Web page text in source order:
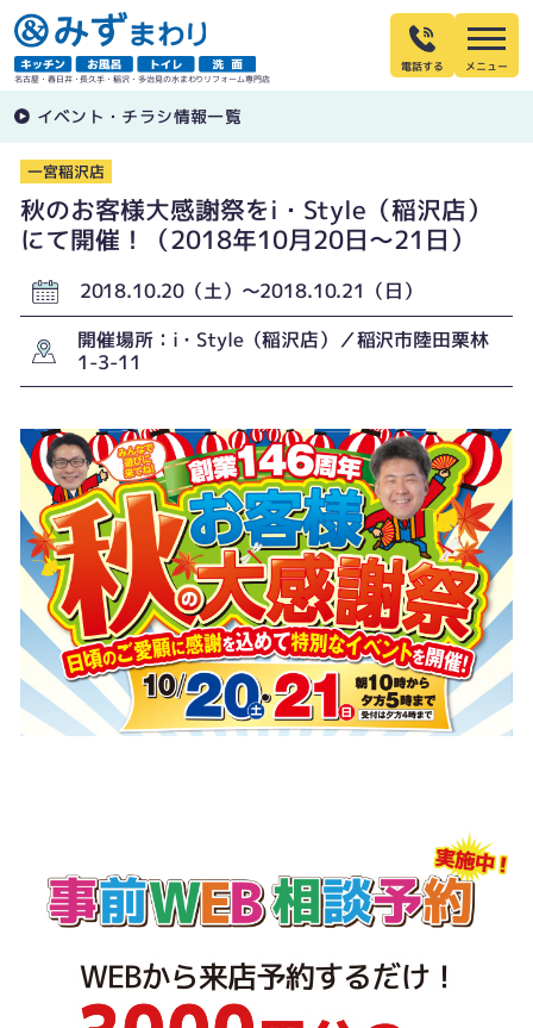
名古屋・春日井・長久手・稲沢・多治見の水まわりリフォーム専門店
電話する
イベント・チラシ情報一覧
一宮稲沢店
秋のお客様大感謝祭をi・Style（稲沢店）
にて開催！（2018年10月20日〜21日）
2018.10.20（土）〜2018.10.21（日）
開催場所：i・Style（稲沢店）／稲沢市陸田栗林
1-3-11